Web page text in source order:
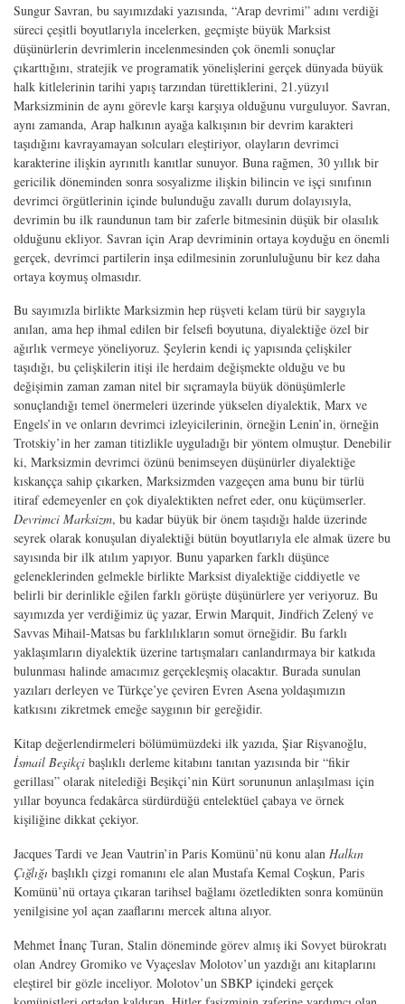
Sungur Savran, bu sayımızdaki yazısında, “Arap devrimi” adını verdiği
süreci çeşitli boyutlarıyla incelerken, geçmişte büyük Marksist
düşünürlerin devrimlerin incelenmesinden çok önemli sonuçlar
çıkarttığını, stratejik ve programatik yönelişlerini gerçek dünyada büyük
halk kitlelerinin tarihi yapış tarzından türettiklerini, 21.yüzyıl
Marksizminin de aynı görevle karşı karşıya olduğunu vurguluyor. Savran,
aynı zamanda, Arap halkının ayağa kalkışının bir devrim karakteri
taşıdığını kavrayamayan solcuları eleştiriyor, olayların devrimci
karakterine ilişkin ayrınıtlı kanıtlar sunuyor. Buna rağmen, 30 yıllık bir
gericilik döneminden sonra sosyalizme ilişkin bilincin ve işçi sınıfının
devrimci örgütlerinin içinde bulunduğu zavallı durum dolayısıyla,
devrimin bu ilk raundunun tam bir zaferle bitmesinin düşük bir olasılık
olduğunu ekliyor. Savran için Arap devriminin ortaya koyduğu en önemli
gerçek, devrimci partilerin inşa edilmesinin zorunluluğunu bir kez daha
ortaya koymuş olmasıdır.
Bu sayımızla birlikte Marksizmin hep rüşveti kelam türü bir saygıyla
anılan, ama hep ihmal edilen bir felsefi boyutuna, diyalektiğe özel bir
ağırlık vermeye yöneliyoruz. Şeylerin kendi iç yapısında çelişkiler
taşıdığı, bu çelişkilerin itişi ile herdaim değişmekte olduğu ve bu
değişimin zaman zaman nitel bir sıçramayla büyük dönüşümlerle
sonuçlandığı temel önermeleri üzerinde yükselen diyalektik, Marx ve
Engels’in ve onların devrimci izleyicilerinin, örneğin Lenin’in, örneğin
Trotskiy’in her zaman titizlikle uyguladığı bir yöntem olmuştur. Denebilir
ki, Marksizmin devrimci özünü benimseyen düşünürler diyalektiğe
kıskançça sahip çıkarken, Marksizmden vazgeçen ama bunu bir türlü
itiraf edemeyenler en çok diyalektikten nefret eder, onu küçümserler.
Devrimci Marksizm, bu kadar büyük bir önem taşıdığı halde üzerinde
seyrek olarak konuşulan diyalektiği bütün boyutlarıyla ele almak üzere bu
sayısında bir ilk atılım yapıyor. Bunu yaparken farklı düşünce
geleneklerinden gelmekle birlikte Marksist diyalektiğe ciddiyetle ve
belirli bir derinlikle eğilen farklı görüşte düşünürlere yer veriyoruz. Bu
sayımızda yer verdiğimiz üç yazar, Erwin Marquit, Jindřich Zelený ve
Savvas Mihail-Matsas bu farklılıkların somut örneğidir. Bu farklı
yaklaşımların diyalektik üzerine tartışmaları canlandırmaya bir katkıda
bulunması halinde amacımız gerçekleşmiş olacaktır. Burada sunulan
yazıları derleyen ve Türkçe’ye çeviren Evren Asena yoldaşımızın
katkısını zikretmek emeğe saygının bir gereğidir.
Kitap değerlendirmeleri bölümümüzdeki ilk yazıda, Şiar Rişvanoğlu,
İsmail Beşikçi başlıklı derleme kitabını tanıtan yazısında bir “fikir
gerillası” olarak nitelediği Beşikçi’nin Kürt sorununun anlaşılması için
yıllar boyunca fedakârca sürdürdüğü entelektüel çabaya ve örnek
kişiliğine dikkat çekiyor.
Jacques Tardi ve Jean Vautrin’in Paris Komünü’nü konu alan Halkın
Çığlığı başlıklı çizgi romanını ele alan Mustafa Kemal Coşkun, Paris
Komünü’nü ortaya çıkaran tarihsel bağlamı özetledikten sonra komünün
yenilgisine yol açan zaaflarını mercek altına alıyor.
Mehmet İnanç Turan, Stalin döneminde görev almış iki Sovyet bürokratı
olan Andrey Gromiko ve Vyaçeslav Molotov’un yazdığı anı kitaplarını
eleştirel bir gözle inceliyor. Molotov’un SBKP içindeki gerçek